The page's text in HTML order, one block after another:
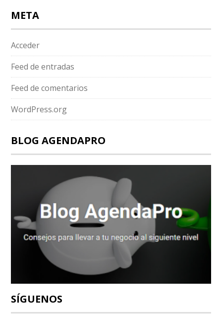
META
Acceder
Feed de entradas
Feed de comentarios
WordPress.org
BLOG AGENDAPRO
SÍGUENOS